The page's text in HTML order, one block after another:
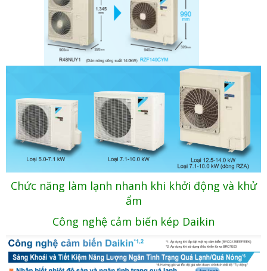
Chức năng làm lạnh nhanh khi khởi động và khử
ẩm
Công nghệ cảm biến kép Daikin